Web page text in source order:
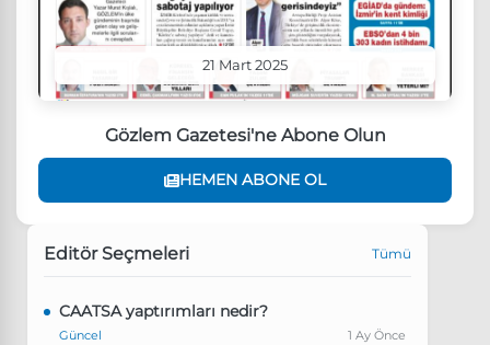
21 Mart 2025
Gözlem Gazetesi'ne Abone Olun
HEMEN ABONE OL
Editör Seçmeleri Tümü
CAATSA yaptırımları nedir?
Güncel 1 Ay Önce